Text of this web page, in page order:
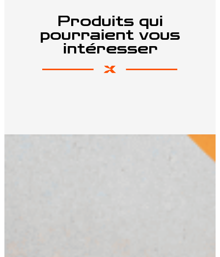
Produits qui
pourraient vous
intéresser